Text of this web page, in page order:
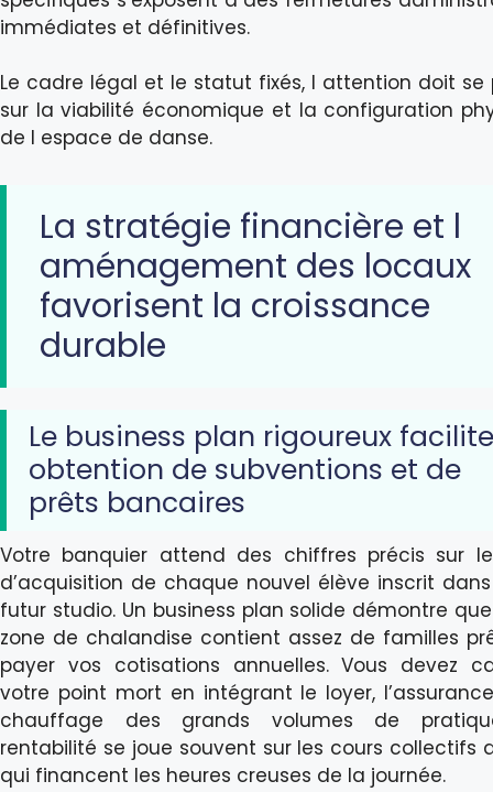
immédiates et définitives.
Le cadre légal et le statut fixés, l attention doit se
sur la viabilité économique et la configuration
de l espace de danse.
La stratégie financière et l
aménagement des locaux
favorisent la croissance
durable
Le business plan rigoureux
obtention de subventions et de
prêts bancaires
Votre banquier attend des chiffres précis sur
d’acquisition de chaque nouvel élève inscrit
futur studio. Un business plan solide démontre
zone de chalandise contient assez de familles
payer vos cotisations annuelles. Vous devez
votre point mort en intégrant le loyer,
chauffage des grands volumes de
rentabilité se joue souvent sur les cours collectifs
qui financent les heures creuses de la journée.